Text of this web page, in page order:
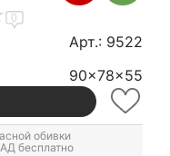
0
Арт.: 9522
90x78x55
обивки
бесплатно